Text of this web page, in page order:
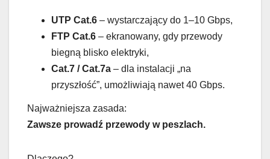
UTP Cat.6 – wystarczający do 1–10 Gbps,
FTP Cat.6 – ekranowany, gdy przewody
biegną blisko elektryki,
Cat.7 / Cat.7a – dla instalacji „na
przyszłość”, umożliwiają nawet 40 Gbps.
Najważniejsza zasada:
Zawsze prowadź przewody w peszlach.